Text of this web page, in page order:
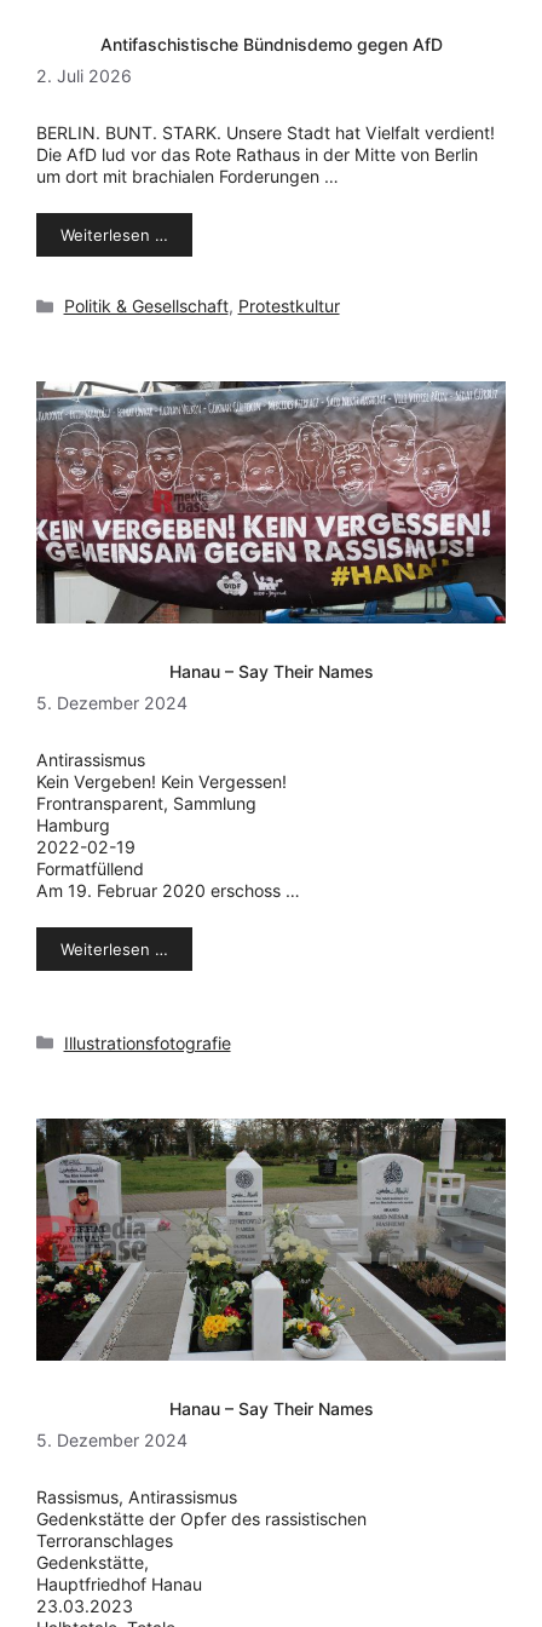
Antifaschistische Bündnisdemo gegen AfD
2. Juli 2026
BERLIN. BUNT. STARK. Unsere Stadt hat Vielfalt verdient!
Die AfD lud vor das Rote Rathaus in der Mitte von Berlin
um dort mit brachialen Forderungen …
Weiterlesen …
Kategorien
Politik & Gesellschaft, Protestkultur
Hanau – Say Their Names
5. Dezember 2024
Antirassismus
Kein Vergeben! Kein Vergessen!
Frontransparent, Sammlung
Hamburg
2022-02-19
Formatfüllend
Am 19. Februar 2020 erschoss …
Weiterlesen …
Kategorien
Illustrationsfotografie
Hanau – Say Their Names
5. Dezember 2024
Rassismus, Antirassismus
Gedenkstätte der Opfer des rassistischen
Terroranschlages
Gedenkstätte,
Hauptfriedhof Hanau
23.03.2023